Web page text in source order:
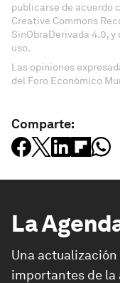
publicarse de acuerdo
Creative Commons
SinObraDerivada 4.0,
uso.
Las opiniones
del Foro Económico
Comparte:
La
Una
importantes de la